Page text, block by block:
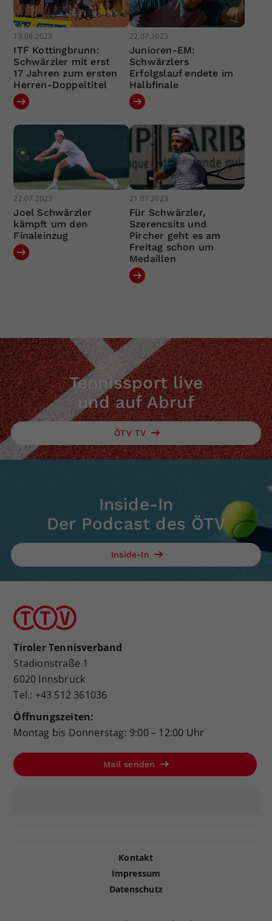
19.08.2023
ITF Kottingbrunn:
Schwärzler mit erst
17 Jahren zum ersten
Herren-Doppeltitel
22.07.2023
Junioren-EM:
Schwärzlers
Erfolgslauf endete im
Halbfinale
22.07.2023
Joel Schwärzler
kämpft um den
Finaleinzug
21.07.2023
Für Schwärzler,
Szerencsits und
Pircher geht es am
Freitag schon um
Medaillen
Tennissport live
und auf Abruf
ÖTV TV
Inside-In
Der Podcast des ÖTV
Inside-In
Tiroler Tennisverband
Stadionstraße 1
6020 Innsbruck
Tel.: +43 512 361036
Öffnungszeiten:
Montag bis Donnerstag: 9:00 – 12:00 Uhr
Mail senden
Kontakt
Impressum
Datenschutz